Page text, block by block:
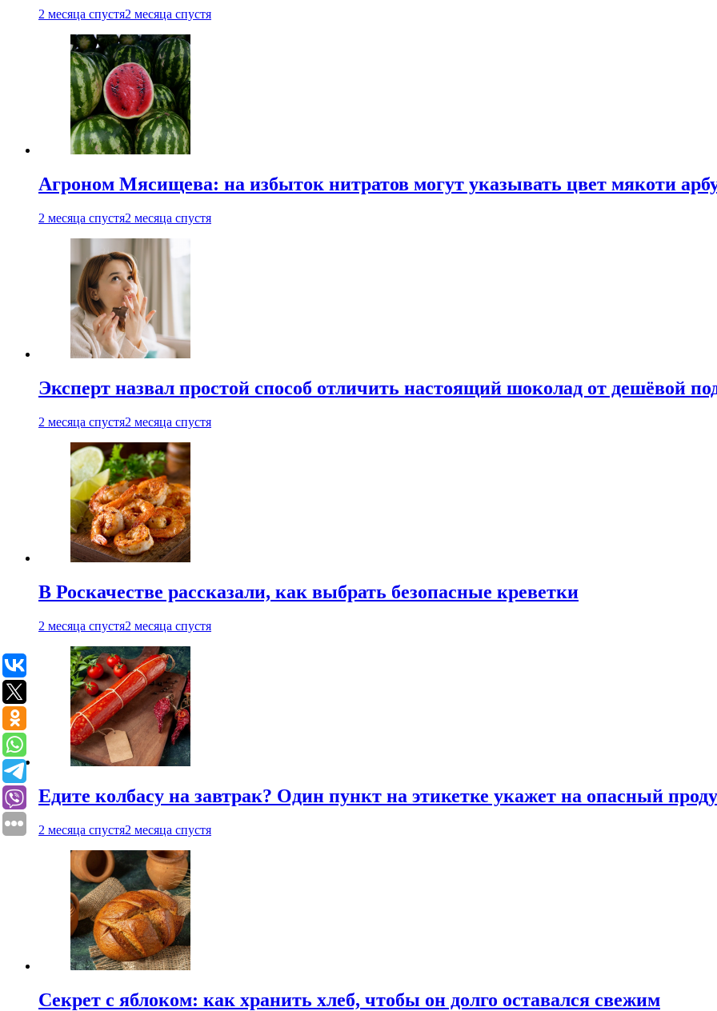
2 месяца спустя2 месяца спустя
Агроном Мясищева: на избыток нитратов могут указывать цвет мякоти
2 месяца спустя2 месяца спустя
Эксперт назвал простой способ отличить настоящий шоколад от дешёвой
2 месяца спустя2 месяца спустя
В Роскачестве рассказали, как выбрать безопасные креветки
2 месяца спустя2 месяца спустя
Едите колбасу на завтрак? Один пункт на этикетке укажет на опасный
2 месяца спустя2 месяца спустя
Секрет с яблоком: как хранить хлеб, чтобы он долго оставался свежим